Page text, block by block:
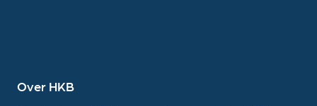
Over HKB